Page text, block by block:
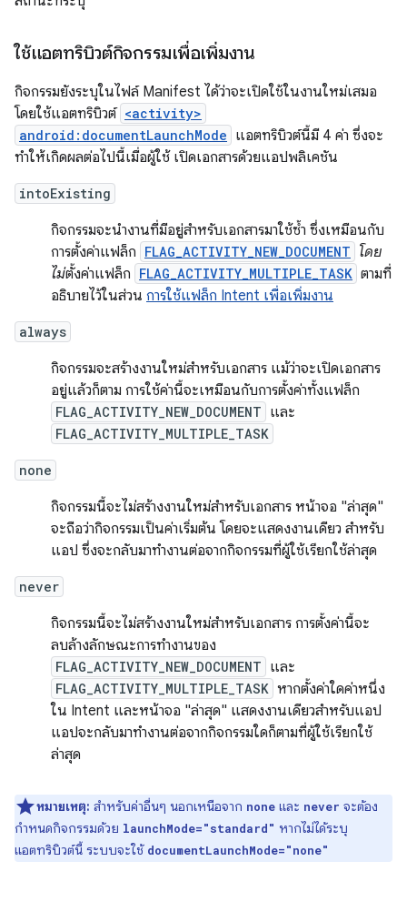
ใช้แอตทริบิวต์กิจกรรมเพื่อเพิ่มงาน
กิจกรรมยังระบุในไฟล์ Manifest ได้ว่าจะเปิดใช้ในงานใหม่เสมอ
โดยใช้แอตทริบิวต์ <activity>
android:documentLaunchMode แอตทริบิวต์นี้มี 4 ค่า ซึ่งจะ
ทำให้เกิดผลต่อไปนี้เมื่อผู้ใช้ เปิดเอกสารด้วยแอปพลิเคชัน
intoExisting
กิจกรรมจะนำงานที่มีอยู่สำหรับเอกสารมาใช้ซ้ำ ซึ่งเหมือนกับ
การตั้งค่าแฟล็ก FLAG_ACTIVITY_NEW_DOCUMENT โดย
ไม่ตั้งค่าแฟล็ก FLAG_ACTIVITY_MULTIPLE_TASK ตามที่
อธิบายไว้ในส่วน การใช้แฟล็ก Intent เพื่อเพิ่มงาน
always
กิจกรรมจะสร้างงานใหม่สำหรับเอกสาร แม้ว่าจะเปิดเอกสาร
อยู่แล้วก็ตาม การใช้ค่านี้จะเหมือนกับการตั้งค่าทั้งแฟล็ก
FLAG_ACTIVITY_NEW_DOCUMENT และ
FLAG_ACTIVITY_MULTIPLE_TASK
none
กิจกรรมนี้จะไม่สร้างงานใหม่สำหรับเอกสาร หน้าจอ "ล่าสุด"
จะถือว่ากิจกรรมเป็นค่าเริ่มต้น โดยจะแสดงงานเดียว สำหรับ
แอป ซึ่งจะกลับมาทำงานต่อจากกิจกรรมที่ผู้ใช้เรียกใช้ล่าสุด
never
กิจกรรมนี้จะไม่สร้างงานใหม่สำหรับเอกสาร การตั้งค่านี้จะ
ลบล้างลักษณะการทำงานของ
FLAG_ACTIVITY_NEW_DOCUMENT และ
FLAG_ACTIVITY_MULTIPLE_TASK หากตั้งค่าใดค่าหนึ่ง
ใน Intent และหน้าจอ "ล่าสุด" แสดงงานเดียวสำหรับแอป
แอปจะกลับมาทำงานต่อจากกิจกรรมใดก็ตามที่ผู้ใช้เรียกใช้
ล่าสุด
หมายเหตุ: สำหรับค่าอื่นๆ นอกเหนือจาก none และ never จะต้อง
กำหนดกิจกรรมด้วย launchMode="standard" หากไม่ได้ระบุ
แอตทริบิวต์นี้ ระบบจะใช้ documentLaunchMode="none"